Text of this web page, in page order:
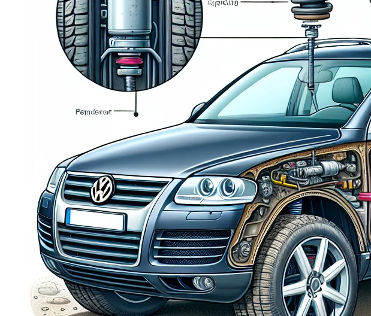
Navigatie Duster 2011
Navigatie Duster 2019
Audi
Navigatie Audi A3 8p
Navigatie Audi A4
Navigatie Audi A4 B6
Navigatie Audi A4 B7
Navigatie Audi A4 B8
Navigatie Audi A5
Navigatie Audi A6 C5
Navigatie Audi A6 C6
Navigatie Audi A6 C7
Navigatie Audi Q5
Ford
Navigație Ford Fiesta
Navigație Ford Focus 1
Navigație Ford Focus 2
Navigație Ford Focus MK3
Navigație Ford Mondeo MK3
Navigație Ford Mondeo MK4
Navigație Ford Transit
Mercedes
Navigație Mercedes C Class W203
Navigație Mercedes C Class W204
Navigație Mercedes W203
Navigație Mercedes W204
Navigație Mercedes W211
Navigație Mercedes Sprinter
Passat